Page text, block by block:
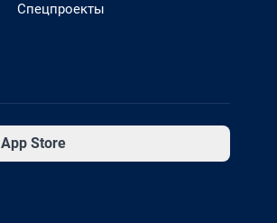
Спецпроекты
App Store